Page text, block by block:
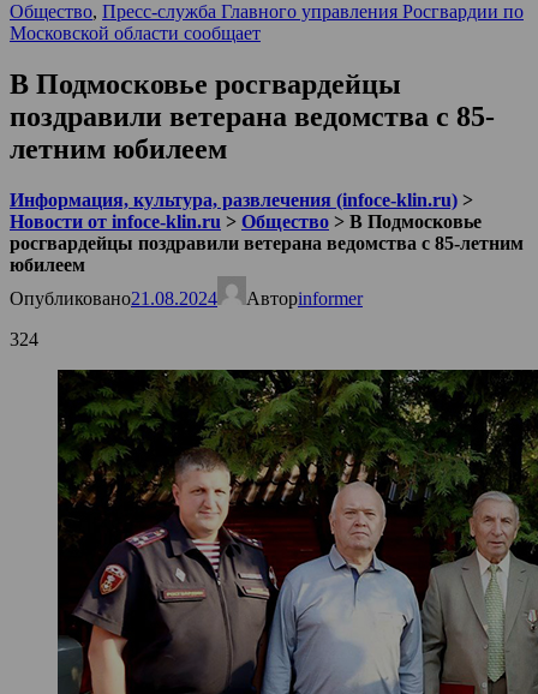
Общество, Пресс-служба Главного управления Росгвардии по
Московской области сообщает
В Подмосковье росгвардейцы
поздравили ветерана ведомства с 85-
летним юбилеем
Информация, культура, развлечения (infoce-klin.ru) >
Новости от infoce-klin.ru > Общество > В Подмосковье
росгвардейцы поздравили ветерана ведомства с 85-летним
юбилеем
Опубликовано21.08.2024 Авторinformer
324